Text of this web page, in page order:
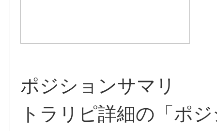
ポジションサマリ
トラリピ詳細の「ポ